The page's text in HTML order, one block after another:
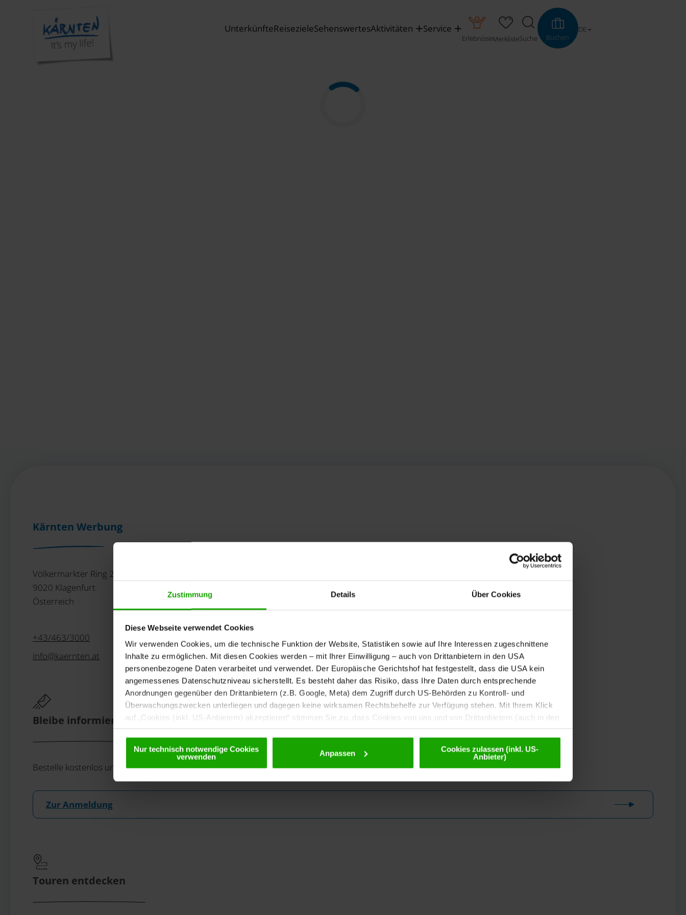
Zustimmung Details Über Cookies
Diese Webseite verwendet Cookies
Wir verwenden Cookies, um die technische Funktion der Website, Statistiken sowie auf Ihre Interessen zugeschnittene
Inhalte zu ermöglichen. Mit diesen Cookies werden – mit Ihrer Einwilligung – auch von Drittanbietern in den USA
personenbezogene Daten verarbeitet und verwendet. Der Europäische Gerichtshof hat festgestellt, dass die USA kein
angemessenes Datenschutzniveau sicherstellt. Es besteht daher das Risiko, dass Ihre Daten durch entsprechende
Anordnungen gegenüber den Drittanbietern (z.B. Google, Meta) dem Zugriff durch US-Behörden zu Kontroll- und
Überwachungszwecken unterliegen und dagegen keine wirksamen Rechtsbehelfe zur Verfügung stehen. Mit Ihrem Klick
auf „Cookies (inkl. US-Anbietern) akzeptieren“ stimmen Sie zu, dass Cookies von uns und von Drittanbietern (auch in den
Nur technisch notwendige Cookies
verwenden
Anpassen
Cookies zulassen (inkl. US-
Anbieter)
UnterkünfteReisezieleSehenswertesAktivitäten Service
ErlebnisseMerklisteSuche Buchen
DE
Kärnten Werbung
Völkermarkter Ring 21 - 23
9020 Klagenfurt
Österreich
+43/463/3000
info@kaernten at
Bleibe informiert!
Bestelle kostenlos unser eMagazin, den Kärntner Newsletter!
Zur Anmeldung
Touren entdecken